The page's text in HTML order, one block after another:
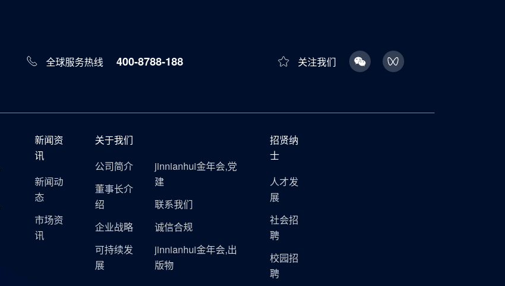
全球服务热线 400-8788-188 关注我们
新闻资
讯
新闻动
态
市场资
讯
关于我们
公司简介
董事长介
绍
企业战略
可持续发
展
jinnianhui金年会,党
建
联系我们
诚信合规
jinnianhui金年会,出
版物
招贤纳
士
人才发
展
社会招
聘
校园招
聘